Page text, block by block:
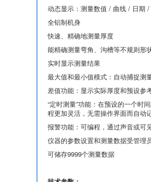
动态显示：测量数值 / 曲线 / 日期
全铝制机身
快速、精确地测量厚度
能精确测量弯角、沟槽等不规则形
实时显示测量结果
最大值和最小值模式：自动捕捉测
差值功能：显示实际厚度和预设参
“定时测量”功能：在预设的一个时
程更加灵活，无需操作界面而自动
报警功能：可编程，通过声音或可
仪器的参数设置和测量数据受管理
可储存9999个测量数据